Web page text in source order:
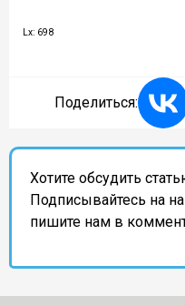
Lx: 698
Поделиться:
Хотите обсудить
Подписывайтесь на
пишите нам в